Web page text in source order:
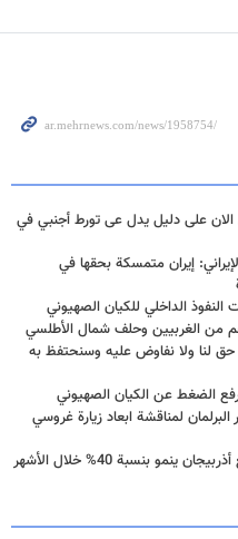
الان على دليل يدل عى تورط أجنبي في
إيران متمسكة بحقها في
الداخلي للكيان الصهيوني
من الغربيين وحلف شمال الأطلسي
لنا ولا نفاوض عليه وسنحتفظ به
رفع الضغط عن الکیان الصهيوني
لمناقشة ابعاد زيارة غروسي
برلماني إيراني: حجم التبادلات مع أذربيجان ينمو بنسبة 40% خلال الأشهر